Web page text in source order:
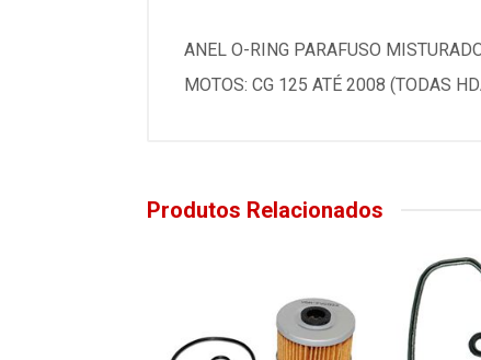
ANEL O-RING PARAFUSO
MOTOS: CG 125 ATÉ 2008 (TODAS
Produtos Relacionados